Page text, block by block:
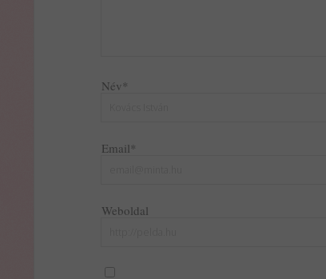
Név*
Email*
Weboldal